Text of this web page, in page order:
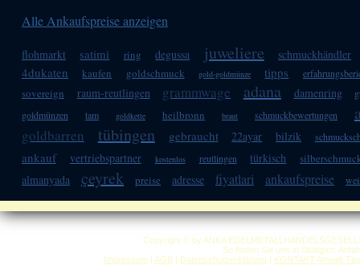
Alle Ankaufspreise anzeigen
flohmarkt satimi ring degussa juweliere schmuckhändler
4dukaten kaufen goldschmuck gold-goldmünze tipps
sovereign raum-reutlingen grammwage adana damenring
goldmünzen
tam goldkette heilbronn braut schmuckbewertungen
goldbarren tübingen gebraucht 22ayar bilzik
ankauf vertriebspartner kostenlos reutlingen türkisch
almanyada çeyrek preise adresse fiyatlari ankaufspreise
Copyright © by ANKA
So finden Sie uns in Stuttgart:
Impressum | AGB | Datenschutzerklärung | KONTAKT Anwalt-